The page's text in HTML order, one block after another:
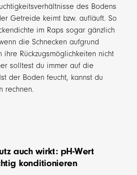
des Bodens
Getreide keimt bzw. aufläuft. So
im Raps sogar gänzlich
die Schnecken aufgrund
Rückzugsmöglichkeiten nicht
solltest du immer auf die
der Boden feucht, kannst du
rechnen.
auch wirkt: pH-Wert
konditionieren